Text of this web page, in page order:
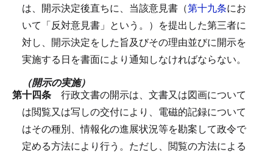
は、開示決定後直ちに、当該意見書（第十九条にお
いて「反対意見書」という。）を提出した第三者に
対し、開示決定をした旨及びその理由並びに開示を
実施する日を書面により通知しなければならない。
（開示の実施）
第十四条 行政文書の開示は、文書又は図画について
は閲覧又は写しの交付により、電磁的記録について
はその種別、情報化の進展状況等を勘案して政令で
定める方法により行う。 ただし、閲覧の方法による